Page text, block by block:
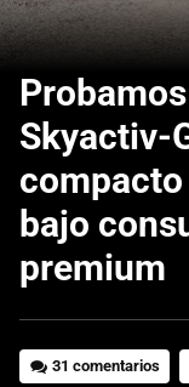
Skyactiv-
bajo
premium
31 comentarios